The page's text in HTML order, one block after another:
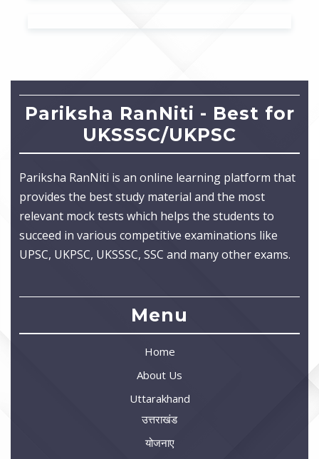
Pariksha RanNiti - Best for
UKSSSC/UKPSC
Pariksha RanNiti is an online learning platform that
provides the best study material and the most
relevant mock tests which helps the students to
succeed in various competitive examinations like
UPSC, UKPSC, UKSSSC, SSC and many other exams.
Menu
Home
About Us
Uttarakhand
उत्तराखंड
योजनाए